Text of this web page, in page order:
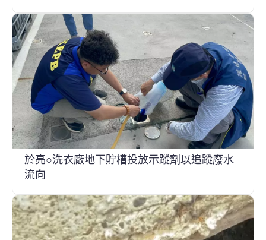
於亮○洗衣廠地下貯槽投放示蹤劑以追蹤廢水
流向